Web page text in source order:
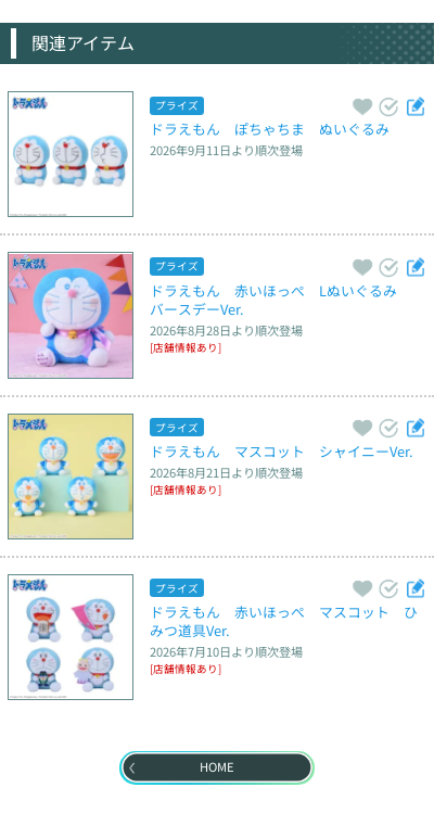
関連アイテム
プライズ
ドラえもん　ぽちゃちま　ぬいぐるみ
2026年9月11日より順次登場
プライズ
ドラえもん　赤いほっぺ　Lぬいぐるみ
バースデーVer.
2026年8月28日より順次登場
[店舗情報あり]
プライズ
ドラえもん　マスコット　シャイニーVer.
2026年8月21日より順次登場
[店舗情報あり]
プライズ
ドラえもん　赤いほっぺ　マスコット　ひ
みつ道具Ver.
2026年7月10日より順次登場
[店舗情報あり]
HOME